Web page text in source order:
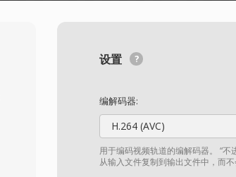
设置
编解码器:
H.264 (AVC)
用于编码视频轨道的编解码器。 “
从输入文件复制到输出文件中，而